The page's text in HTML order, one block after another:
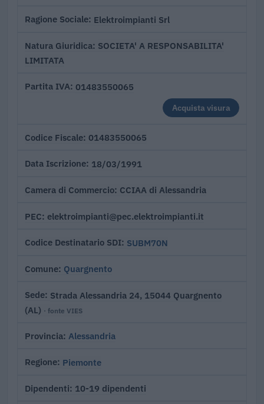
Ragione Sociale Elektroimpianti Srl
Natura Giuridica SOCIETA' A RESPONSABILITA'
LIMITATA
Partita IVA 01483550065
Acquista visura
Codice Fiscale 01483550065
Data Iscrizione 18/03/1991
Camera di Commercio CCIAA di Alessandria
PEC elektroimpianti@pec.elektroimpianti.it
Codice Destinatario SDI SUBM70N
Comune Quargnento
Sede Strada Alessandria 24, 15044 Quargnento
(AL) · fonte VIES
Provincia Alessandria
Regione Piemonte
Dipendenti 10-19 dipendenti